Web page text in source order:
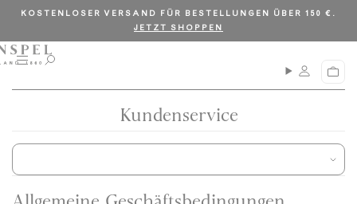
i
p
KOSTENLOSER VERSAND FÜR BESTELLUNGEN ÜBER 150 €.
JETZT SHOPPEN
Ü
S
t
W
a
o
r
Kundenservice
o
s